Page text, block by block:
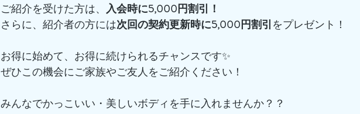
ご紹介を受けた方は、 入会時に5,000円割引！
さらに、紹介者の方には次回の契約更新時に5,000円割引をプレゼント！
お得に始めて、お得に続けられるチャンスです✨
ぜひこの機会にご家族やご友人をご紹介ください！
みんなでかっこいい・美しいボディを手に入れませんか？？